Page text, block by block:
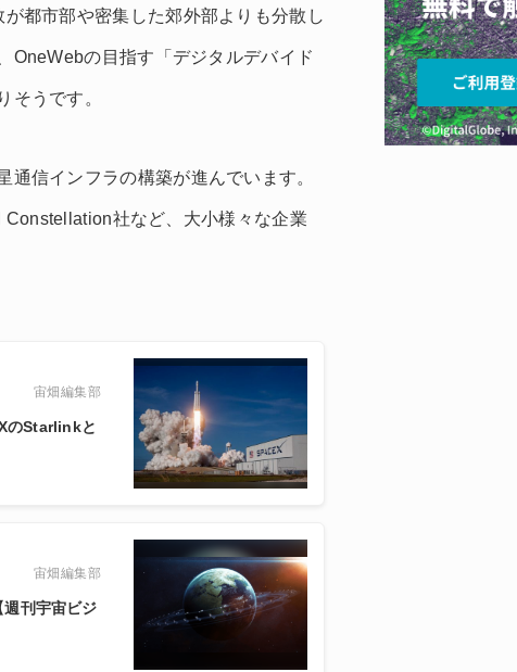
都市部や密集した郊外部よりも分散し
OneWebの目指す「デジタルデバイド
そうです。
信インフラの構築が進んでいます。
社など、大小様々な企業
宙畑編集部
のStarlinkと
宙畑編集部
刊宇宙ビジ